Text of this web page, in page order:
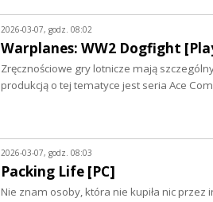
2026-03-07, godz. 08:02
Warplanes: WW2 Dogfight
Zręcznościowe gry lotnicze mają
produkcją o tej tematyce jest seria Ace
2026-03-07, godz. 08:03
Packing Life [PC]
Nie znam osoby, która nie kupiła nic